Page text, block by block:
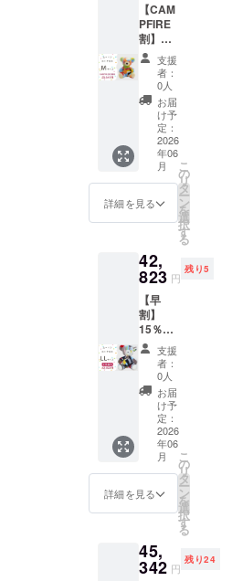
【CAM
PFIRE
割】
10％OF
F ムー
トンぬ
いぐる
ま
ミック
スカ
ラー M
サイズ
★お手
入れブ
支援
者：
0人
お届
け予
定：
2026
年06
月
詳細を見る
こ
の
リ
タ
ー
ン
を
選
択
す
る
42,
823 円
残り5
【早
割】
15％OF
F ムー
トンぬ
いぐる
み く
ま
ミック
スカ
ラー LL
サイズ
★お手
入れブ
ラシご
支援
者：
0人
お届
け予
定：
2026
年06
月
詳細を見る
こ
の
リ
タ
ー
ン
を
選
択
す
る
45,
342 円
残り24